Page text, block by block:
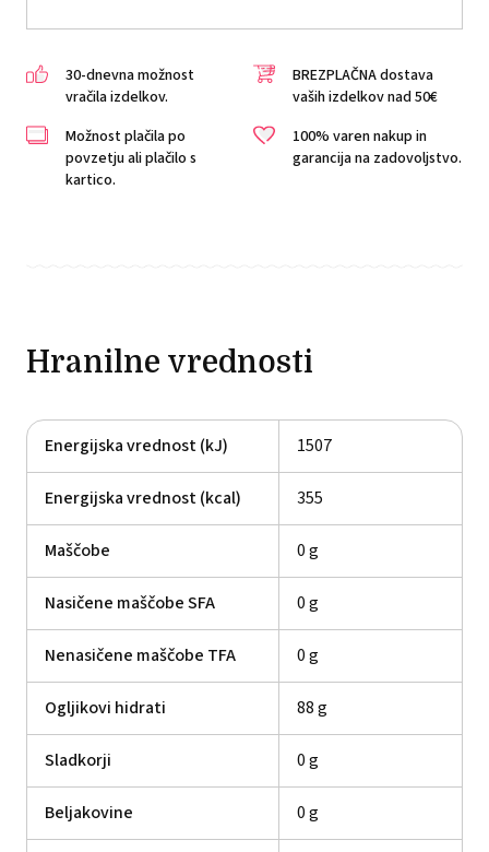
30-dnevna možnost
vračila izdelkov.
BREZPLAČNA dostava
vaših izdelkov nad 50€
Možnost plačila po
povzetju ali plačilo s
kartico.
100% varen nakup in
garancija na zadovoljstvo.
Hranilne vrednosti
Energijska vrednost (kJ) 1507
Energijska vrednost (kcal) 355
Maščobe 0 g
Nasičene maščobe SFA 0 g
Nenasičene maščobe TFA 0 g
Ogljikovi hidrati 88 g
Sladkorji 0 g
Beljakovine 0 g